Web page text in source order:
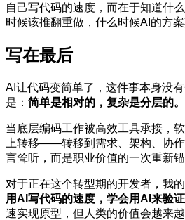
自己写代码的速度，而在于知道什
时候该推翻重做，什么时候AI的方案
写在最后
AI让代码变简单了，这件事本身没
是： 简单是相对的，复杂是分层的。
当底层编码工作被高效工具承接，
上转移——转移到需求、架构、协
言耸听，而是职业价值的一次重新锚
对于正在这个转型期的开发者，我的
用AI写代码的速度，学会用AI来验证
速实现原型，但人类的价值会越来